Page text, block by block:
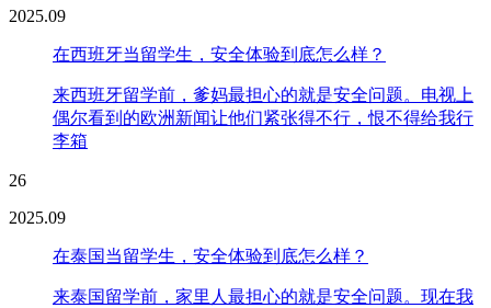
2025.09
在西班牙当留学生，安全体验到底怎么样？
来西班牙留学前，爹妈最担心的就是安全问题。电视上
偶尔看到的欧洲新闻让他们紧张得不行，恨不得给我行
李箱
26
2025.09
在泰国当留学生，安全体验到底怎么样？
来泰国留学前，家里人最担心的就是安全问题。现在我